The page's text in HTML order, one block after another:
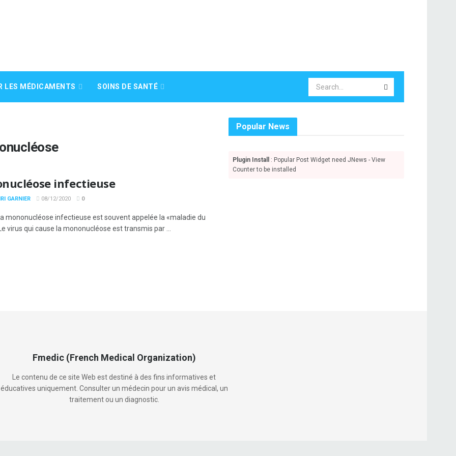
LES MÉDICAMENTS SOINS DE SANTÉ
infectieuse
GARNIER 08/12/2020 0
mononucléose infectieuse est souvent appelée la «maladie du
virus qui cause la mononucléose est transmis par ...
Popular News
Plugin Install
: Popular Post Widget need JNews - View
Counter to be installed
Fmedic (French Medical Organization)
Le contenu de ce site Web est destiné à des fins informatives et
éducatives uniquement. Consulter un médecin pour un avis médical, un
traitement ou un diagnostic.